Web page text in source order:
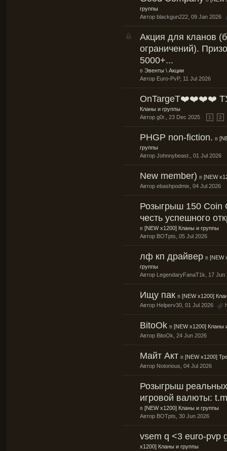
группы
Автор blackgun222 , 09 Jan 2026
Акция для кланов
ограничений).
5000+...
в Эвенты \ Акции
Автор Euro-PvP, 11 Jul 2026
OnTargeT❤️❤️❤️❤️
Кланы и группы
Автор g0r. , 23 Dec 2025 1 2
PHGP non-fiction. в
группы
Автор Johnnybeast. , 01 Jul 2026
New member) в [NEW
Автор ebashpodmix , 04 Jul 2026
Розыгрыш 150 Coin
честь успешного
в [NEW x1200] Кланы и группы
Автор BOTpts , 05 Jul 2026
лф кп драйвер в [NEW
группы
Автор LegendaryFanaT1k , 17
Ищу пак в [NEW x1200]
Автор Helperv30 , 01 Jul 2026
BitoOk в [NEW x1200] Кланы
Автор BitoOk , 24 Jun 2026
Майт Акт в [NEW x1200]
Автор Notorious , 04 Jul 2026
Розыгрыш
игровой валюты:
в [NEW x1200] Кланы и группы
Автор BOTpts , 30 Jun 2026
vsem q <3 euro-pvp
x1200] Кланы и группы